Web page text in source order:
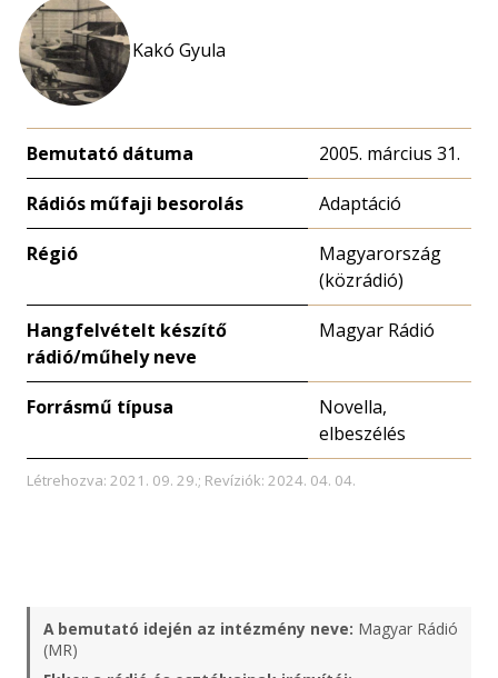
Kakó Gyula
Bemutató dátuma 2005. március 31.
Rádiós műfaji besorolás Adaptáció
Régió
Magyarország
(közrádió)
Hangfelvételt készítő
rádió/műhely neve
Magyar Rádió
Forrásmű típusa
Novella,
elbeszélés
Létrehozva: 2021. 09. 29.; Revíziók: 2024. 04. 04.
A bemutató idején az intézmény neve: Magyar Rádió
(MR)